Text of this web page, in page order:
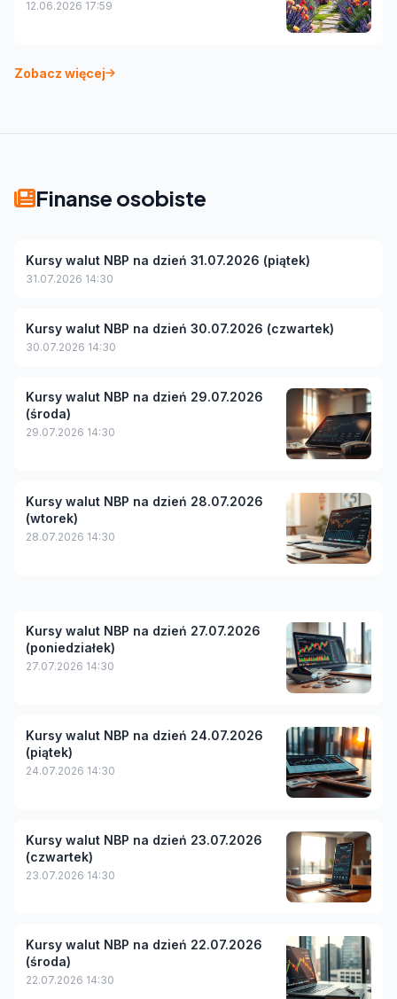
12.06.2026 17:59
Zobacz więcej
Finanse osobiste
Kursy walut NBP na dzień 31.07.2026 (piątek)
31.07.2026 14:30
Kursy walut NBP na dzień 30.07.2026 (czwartek)
30.07.2026 14:30
Kursy walut NBP na dzień 29.07.2026
(środa)
29.07.2026 14:30
Kursy walut NBP na dzień 28.07.2026
(wtorek)
28.07.2026 14:30
Kursy walut NBP na dzień 27.07.2026
(poniedziałek)
27.07.2026 14:30
Kursy walut NBP na dzień 24.07.2026
(piątek)
24.07.2026 14:30
Kursy walut NBP na dzień 23.07.2026
(czwartek)
23.07.2026 14:30
Kursy walut NBP na dzień 22.07.2026
(środa)
22.07.2026 14:30